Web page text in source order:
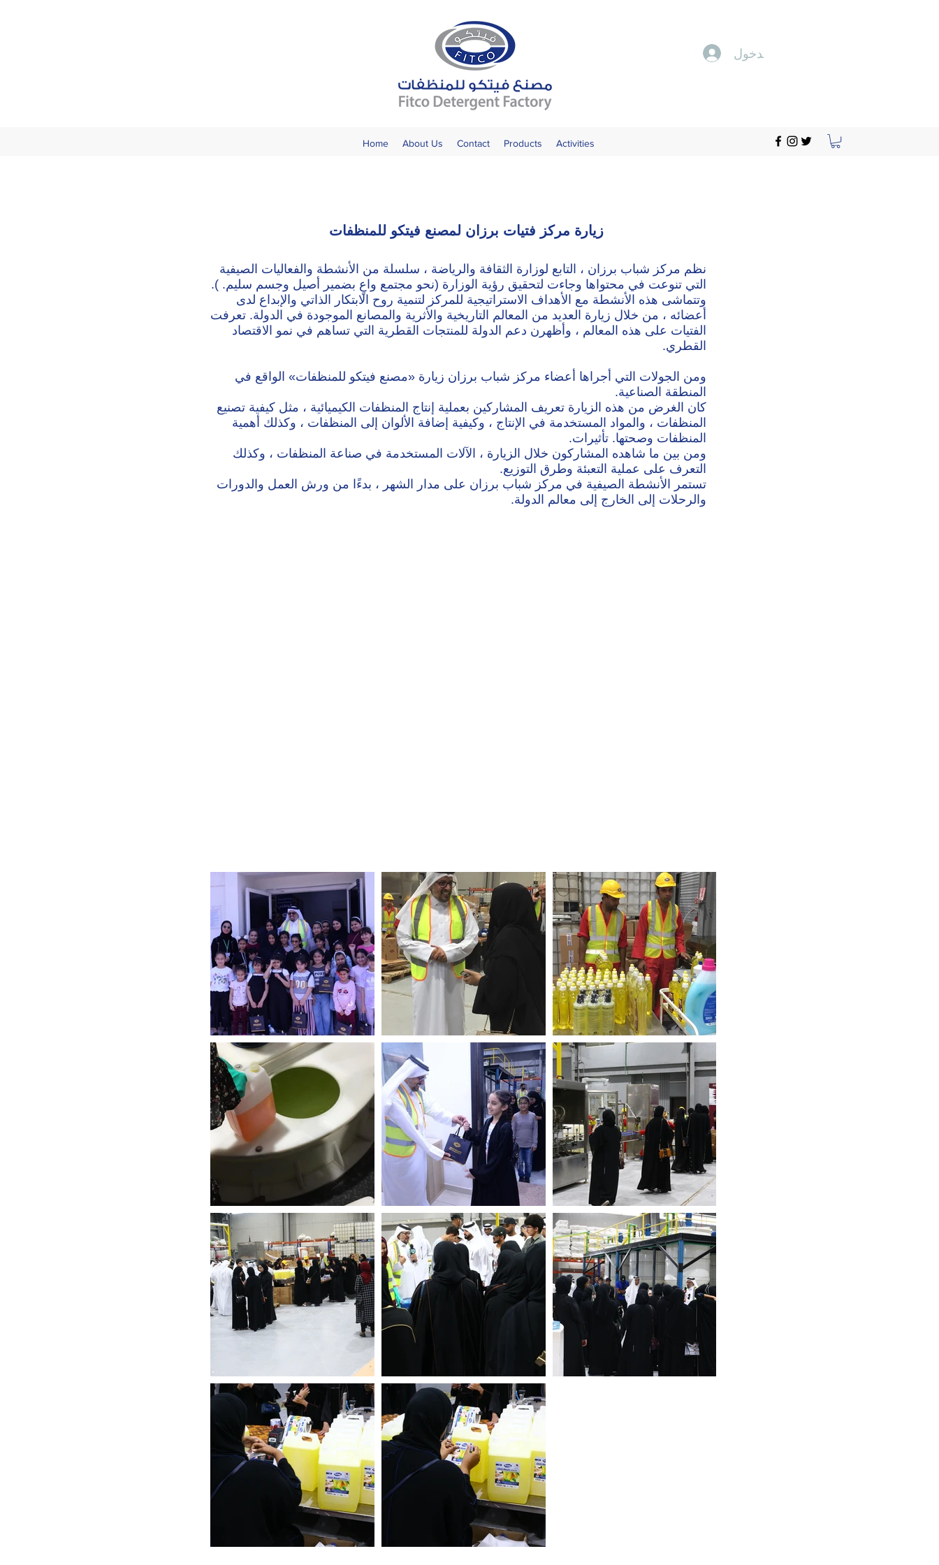
تسجيل الدخول
Home About Us Contact Products Activities
زيارة مركز فتيات برزان لمصنع فيتكو للمنظفات
نظم مركز شباب برزان ، التابع لوزارة الثقافة والرياضة ، سلسلة من الأنشطة والفعاليات الصيفية
التي تنوعت في محتواها وجاءت لتحقيق رؤية الوزارة (نحو مجتمع واعٍ بضمير أصيل وجسم سليم. ).
وتتماشى هذه الأنشطة مع الأهداف الاستراتيجية للمركز لتنمية روح الابتكار الذاتي والإبداع لدى
أعضائه ، من خلال زيارة العديد من المعالم التاريخية والأثرية والمصانع الموجودة في الدولة. تعرفت
الفتيات على هذه المعالم ، وأظهرن دعم الدولة للمنتجات القطرية التي تساهم في نمو الاقتصاد
القطري.
ومن الجولات التي أجراها أعضاء مركز شباب برزان زيارة «مصنع فيتكو للمنظفات» الواقع في
المنطقة الصناعية.
كان الغرض من هذه الزيارة تعريف المشاركين بعملية إنتاج المنظفات الكيميائية ، مثل كيفية تصنيع
المنظفات ، والمواد المستخدمة في الإنتاج ، وكيفية إضافة الألوان إلى المنظفات ، وكذلك أهمية
المنظفات وصحتها. تأثيرات.
ومن بين ما شاهده المشاركون خلال الزيارة ، الآلات المستخدمة في صناعة المنظفات ، وكذلك
التعرف على عملية التعبئة وطرق التوزيع.
تستمر الأنشطة الصيفية في مركز شباب برزان على مدار الشهر ، بدءًا من ورش العمل والدورات
والرحلات إلى الخارج إلى معالم الدولة.